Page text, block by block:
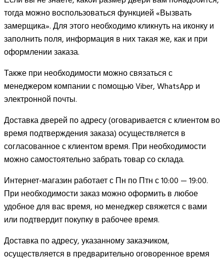
тогда можно воспользоваться функцией «Вызвать
замерщика». Для этого необходимо кликнуть на иконку и
заполнить поля, информация в них такая же, как и при
оформлении заказа.
Также при необходимости можно связаться с
менеджером компании с помощью Viber, WhatsApp и
электронной почты.
Доставка дверей по адресу (оговаривается с клиентом во
время подтверждения заказа) осуществляется в
согласованное с клиентом время. При необходимости
можно самостоятельно забрать товар со склада.
Интернет-магазин работает с Пн по Птн с 10:00 — 19:00.
При необходимости заказ можно оформить в любое
удобное для вас время, но менеджер свяжется с вами
или подтвердит покупку в рабочее время.
Доставка по адресу, указанному заказчиком,
осуществляется в предварительно оговоренное время